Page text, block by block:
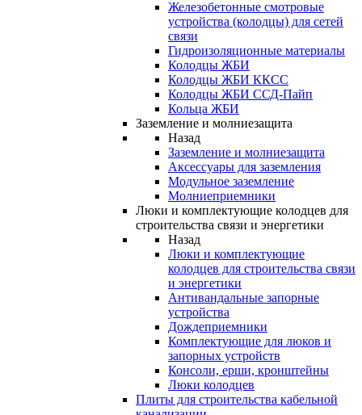
Железобетонные смотровые
устройства (колодцы) для сетей
связи
Гидроизоляционные материалы
Колодцы ЖБИ
Колодцы ЖБИ ККСС
Колодцы ЖБИ ССД-Пайп
Кольца ЖБИ
Заземление и молниезащита
Назад
Заземление и молниезащита
Аксессуары для заземления
Модульное заземление
Молниеприемники
Люки и комплектующие колодцев для
строительства связи и энергетики
Назад
Люки и комплектующие
колодцев для строительства связи
и энергетики
Антивандальные запорные
устройства
Дождеприемники
Комплектующие для люков и
запорных устройств
Консоли, ерши, кронштейны
Люки колодцев
Плиты для строительства кабельной